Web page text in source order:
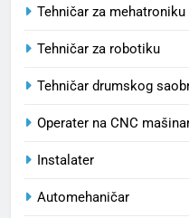
Tehničar za mehatroniku
Tehničar za robotiku
Tehničar drumskog
Operater na CNC
Instalater
Automehaničar